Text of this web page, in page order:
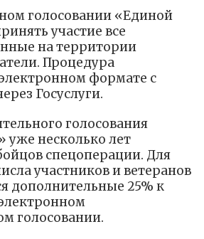
голосовании «Единой
участие все
на территории
Процедура
формате с
Госуслуги.
голосования
уже несколько лет
спецоперации. Для
участников и ветеранов
дополнительные 25% к
голосовании.